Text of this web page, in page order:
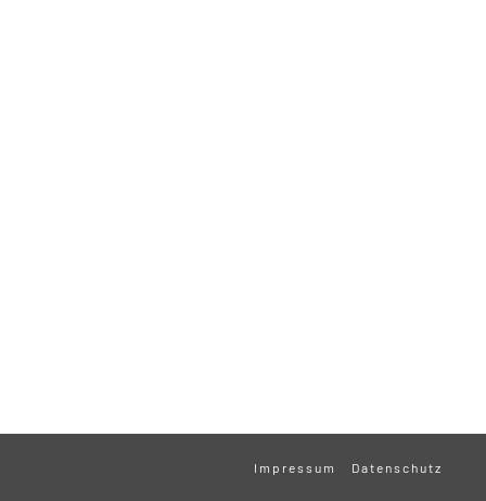
Impressum Datenschutz